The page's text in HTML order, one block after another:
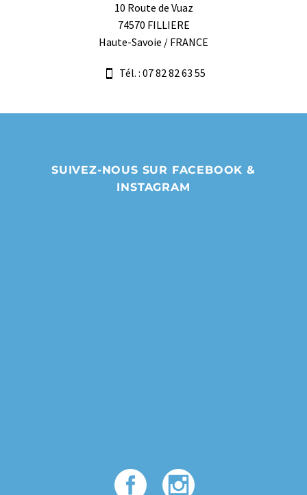
10 Route de Vuaz
74570 FILLIERE
Haute-Savoie / FRANCE
Tél. : 07 82 82 63 55
SUIVEZ-NOUS SUR FACEBOOK &
INSTAGRAM